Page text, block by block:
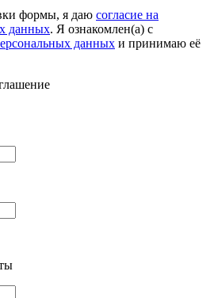
формы, я даю согласие на
данных. Я ознакомлен(а) с
данных и принимаю её